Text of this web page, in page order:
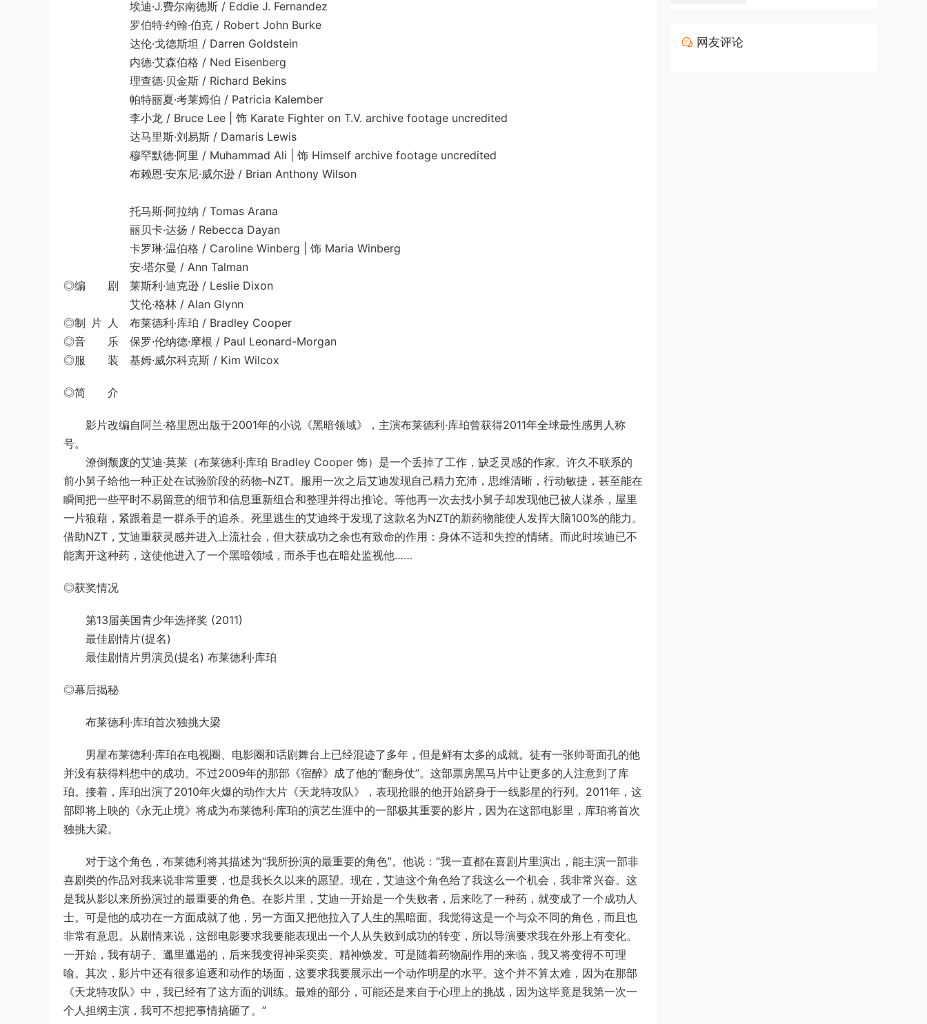
埃迪·J.费尔南德斯 / Eddie J. Fernandez
罗伯特·约翰·伯克 / Robert John Burke
达伦·戈德斯坦 / Darren Goldstein
内德·艾森伯格 / Ned Eisenberg
理查德·贝金斯 / Richard Bekins
帕特丽夏·考莱姆伯 / Patricia Kalember
李小龙 / Bruce Lee | 饰 Karate Fighter on T.V. archive footage uncredited
达马里斯·刘易斯 / Damaris Lewis
穆罕默德·阿里 / Muhammad Ali | 饰 Himself archive footage uncredited
布赖恩·安东尼·威尔逊 / Brian Anthony Wilson
托马斯·阿拉纳 / Tomas Arana
丽贝卡·达扬 / Rebecca Dayan
卡罗琳·温伯格 / Caroline Winberg | 饰 Maria Winberg
安·塔尔曼 / Ann Talman
◎编 剧 莱斯利·迪克逊 / Leslie Dixon
艾伦·格林 / Alan Glynn
◎制 片 人 布莱德利·库珀 / Bradley Cooper
◎音 乐 保罗·伦纳德·摩根 / Paul Leonard-Morgan
◎服 装 基姆·威尔科克斯 / Kim Wilcox
◎简 介
影片改编自阿兰·格里恩出版于2001年的小说《黑暗领域》，主演布莱德利·库珀曾获得2011年全球最性感男人称
号。
潦倒颓废的艾迪·莫莱（布莱德利·库珀 Bradley Cooper 饰）是一个丢掉了工作，缺乏灵感的作家。许久不联系的
前小舅子给他一种正处在试验阶段的药物–NZT。服用一次之后艾迪发现自己精力充沛，思维清晰，行动敏捷，甚至能在
瞬间把一些平时不易留意的细节和信息重新组合和整理并得出推论。等他再一次去找小舅子却发现他已被人谋杀，屋里
一片狼藉，紧跟着是一群杀手的追杀。死里逃生的艾迪终于发现了这款名为NZT的新药物能使人发挥大脑100%的能力。
借助NZT，艾迪重获灵感并进入上流社会，但大获成功之余也有致命的作用：身体不适和失控的情绪。而此时埃迪已不
能离开这种药，这使他进入了一个黑暗领域，而杀手也在暗处监视他……
◎获奖情况
第13届美国青少年选择奖 (2011)
最佳剧情片(提名)
最佳剧情片男演员(提名) 布莱德利·库珀
◎幕后揭秘
布莱德利·库珀首次独挑大梁
男星布莱德利·库珀在电视圈、电影圈和话剧舞台上已经混迹了多年，但是鲜有太多的成就。徒有一张帅哥面孔的他
并没有获得料想中的成功。不过2009年的那部《宿醉》成了他的“翻身仗”。这部票房黑马片中让更多的人注意到了库
珀。接着，库珀出演了2010年火爆的动作大片《天龙特攻队》，表现抢眼的他开始跻身于一线影星的行列。2011年，这
部即将上映的《永无止境》将成为布莱德利·库珀的演艺生涯中的一部极其重要的影片，因为在这部电影里，库珀将首次
独挑大梁。
对于这个角色，布莱德利将其描述为“我所扮演的最重要的角色”。他说：“我一直都在喜剧片里演出，能主演一部非
喜剧类的作品对我来说非常重要，也是我长久以来的愿望。现在，艾迪这个角色给了我这么一个机会，我非常兴奋。这
是我从影以来所扮演过的最重要的角色。在影片里，艾迪一开始是一个失败者，后来吃了一种药，就变成了一个成功人
士。可是他的成功在一方面成就了他，另一方面又把他拉入了人生的黑暗面。我觉得这是一个与众不同的角色，而且也
非常有意思。从剧情来说，这部电影要求我要能表现出一个人从失败到成功的转变，所以导演要求我在外形上有变化。
一开始，我有胡子、邋里邋遢的，后来我变得神采奕奕、精神焕发。可是随着药物副作用的来临，我又将变得不可理
喻。其次，影片中还有很多追逐和动作的场面，这要求我要展示出一个动作明星的水平。这个并不算太难，因为在那部
《天龙特攻队》中，我已经有了这方面的训练。最难的部分，可能还是来自于心理上的挑战，因为这毕竟是我第一次一
个人担纲主演，我可不想把事情搞砸了。”
网友评论